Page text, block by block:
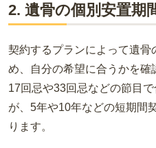
2. 遺骨の個別安置期
契約するプランによって遺骨
め、自分の希望に合うかを確
17回忌や33回忌などの節目
が、5年や10年などの短期間
ります。